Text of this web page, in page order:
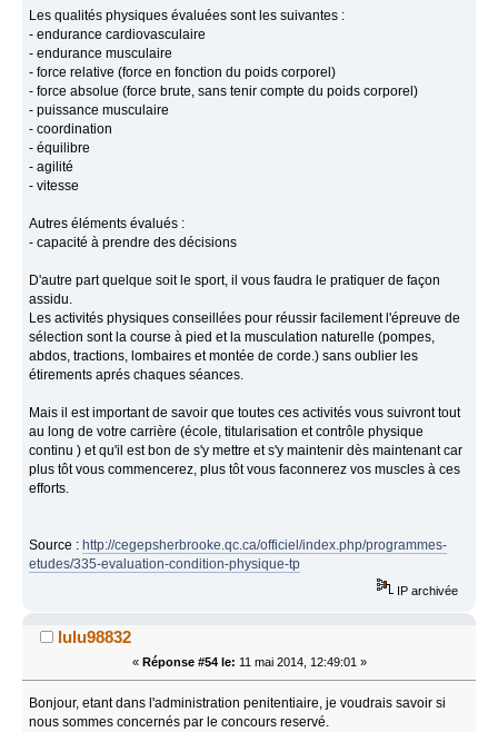
Les qualités physiques évaluées sont les suivantes :
- endurance cardiovasculaire
- endurance musculaire
- force relative (force en fonction du poids corporel)
- force absolue (force brute, sans tenir compte du poids corporel)
- puissance musculaire
- coordination
- équilibre
- agilité
- vitesse
Autres éléments évalués :
- capacité à prendre des décisions
D'autre part quelque soit le sport, il vous faudra le pratiquer de façon
assidu.
Les activités physiques conseillées pour réussir facilement l'épreuve de
sélection sont la course à pied et la musculation naturelle (pompes,
abdos, tractions, lombaires et montée de corde.) sans oublier les
étirements aprés chaques séances.
Mais il est important de savoir que toutes ces activités vous suivront tout
au long de votre carrière (école, titularisation et contrôle physique
continu ) et qu'il est bon de s'y mettre et s'y maintenir dès maintenant car
plus tôt vous commencerez, plus tôt vous faconnerez vos muscles à ces
efforts.
Source :http://cegepsherbrooke.qc.ca/officiel/index.php/programmes-
etudes/335-evaluation-condition-physique-tp
IP archivée
lulu98832
« Réponse #54 le: 11 mai 2014, 12:49:01 »
Bonjour, etant dans l'administration penitentiaire, je voudrais savoir si
nous sommes concernés par le concours reservé.